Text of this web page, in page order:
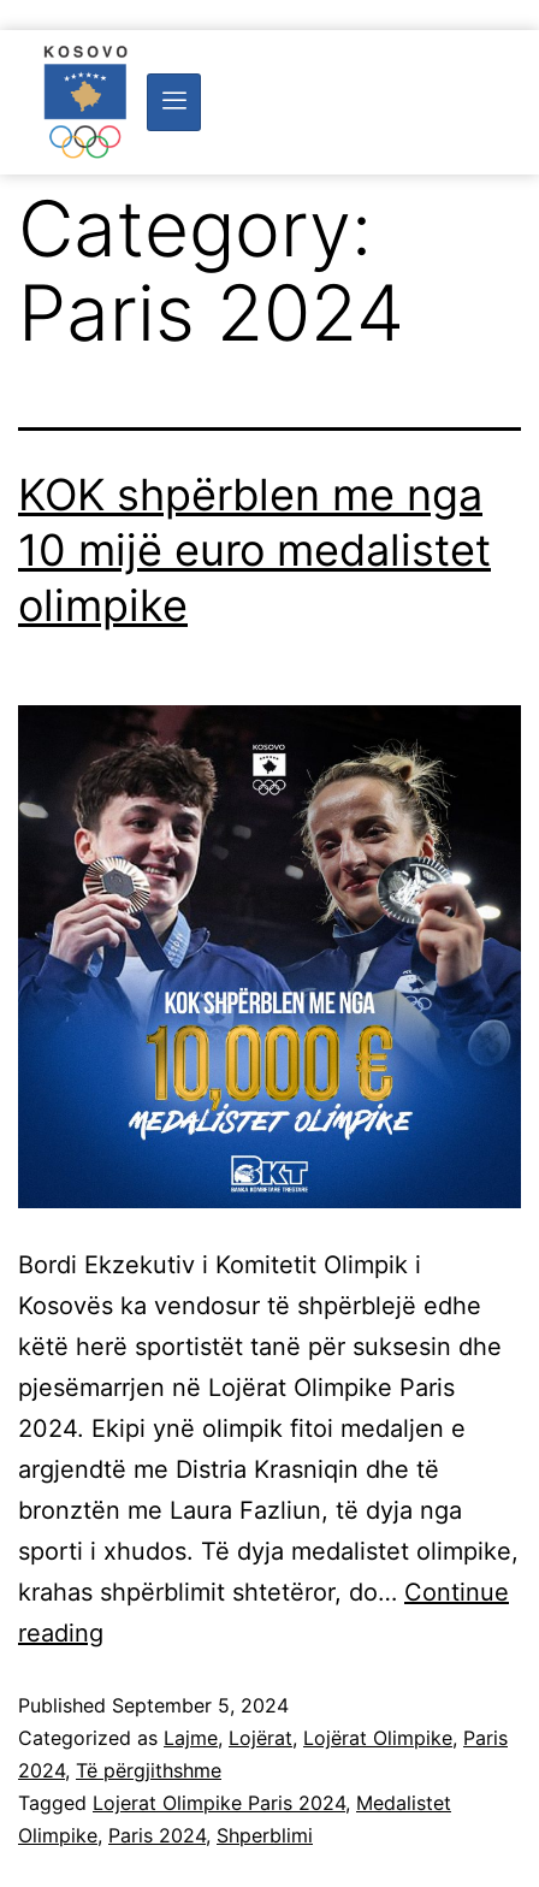
Category:
Paris 2024
KOK shpërblen me nga
10 mijë euro medalistet
olimpike
Bordi Ekzekutiv i Komitetit Olimpik i
Kosovës ka vendosur të shpërblejë edhe
këtë herë sportistët tanë për suksesin dhe
pjesëmarrjen në Lojërat Olimpike Paris
2024. Ekipi ynë olimpik fitoi medaljen e
argjendtë me Distria Krasniqin dhe të
bronztën me Laura Fazliun, të dyja nga
sporti i xhudos. Të dyja medalistet olimpike,
krahas shpërblimit shtetëror, do… Continue
reading
Published September 5, 2024
Categorized as Lajme, Lojërat, Lojërat Olimpike, Paris
2024, Të përgjithshme
Tagged Lojerat Olimpike Paris 2024, Medalistet
Olimpike, Paris 2024, Shperblimi